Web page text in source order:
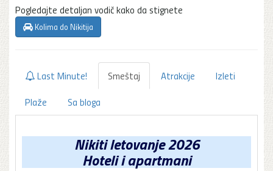
Pogledajte detaljan vodič kako da stignete
Kolima do Nikitija
Last Minute! Smeštaj Atrakcije
Izleti
Plaže
Sa bloga
Nikiti letovanje 2026
Hoteli i apartmani